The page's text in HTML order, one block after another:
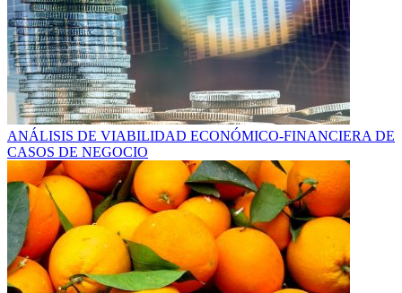
ANÁLISIS DE VIABILIDAD ECONÓMICO-FINANCIERA DE
CASOS DE NEGOCIO